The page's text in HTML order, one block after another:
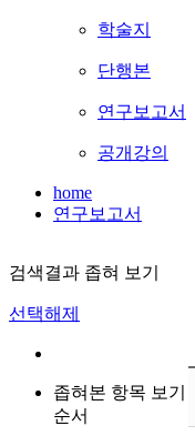
학술지
단행본
연구보고서
공개강의
home
연구보고서
검색결과 좁혀 보기
선택해제
좁혀본 항목 보기
순서